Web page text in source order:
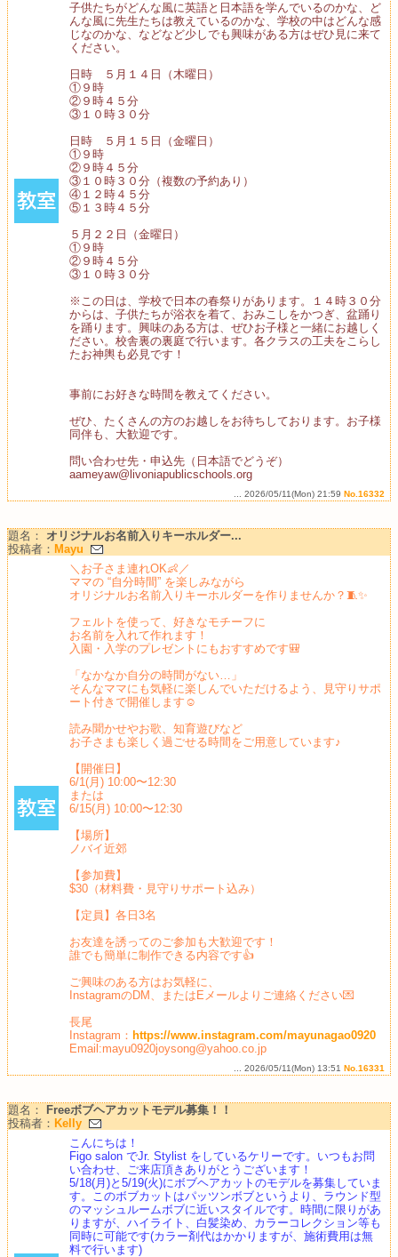
子供たちがどんな風に英語と日本語を学んでいるのかな、ど
んな風に先生たちは教えているのかな、学校の中はどんな感
じなのかな、などなど少しでも興味がある方はぜひ見に来て
ください。
日時 ５月１４日（木曜日）
①９時
②９時４５分
③１０時３０分
日時 ５月１５日（金曜日）
①９時
②９時４５分
③１０時３０分（複数の予約あり）
④１２時４５分
⑤１３時４５分
５月２２日（金曜日）
①９時
②９時４５分
③１０時３０分
※この日は、学校で日本の春祭りがあります。１４時３０分
からは、子供たちが浴衣を着て、おみこしをかつぎ、盆踊り
を踊ります。興味のある方は、ぜひお子様と一緒にお越しく
ださい。校舎裏の裏庭で行います。各クラスの工夫をこらし
たお神輿も必見です！
事前にお好きな時間を教えてください。
ぜひ、たくさんの方のお越しをお待ちしております。お子様
同伴も、大歓迎です。
問い合わせ先・申込先（日本語でどうぞ）
aameyaw@livoniapublicschools.org
... 2026/05/11(Mon) 21:59 No.16332
題名： オリジナルお名前入りキーホルダー...
投稿者： Mayu
＼お子さま連れOK👶／
ママの “自分時間” を楽しみながら
オリジナルお名前入りキーホルダーを作りませんか？🧵✨
フェルトを使って、好きなモチーフに
お名前を入れて作れます！
入園・入学のプレゼントにもおすすめです🎒
「なかなか自分の時間がない…」
そんなママにも気軽に楽しんでいただけるよう、見守りサポ
ート付きで開催します☺︎
読み聞かせやお歌、知育遊びなど
お子さまも楽しく過ごせる時間をご用意しています♪
【開催日】
6/1(月) 10:00〜12:30
または
6/15(月) 10:00〜12:30
【場所】
ノバイ近郊
【参加費】
$30（材料費・見守りサポート込み）
【定員】各日3名
お友達を誘ってのご参加も大歓迎です！
誰でも簡単に制作できる内容です👍
ご興味のある方はお気軽に、
InstagramのDM、またはEメールよりご連絡ください💌
長尾
Instagram： https://www.instagram.com/mayunagao0920
Email:mayu0920joysong@yahoo.co.jp
... 2026/05/11(Mon) 13:51 No.16331
題名：
Freeボブヘアカットモデル募集！！
投稿者： Kelly
こんにちは！
Figo salon でJr. Stylist をしているケリーです。いつもお問
い合わせ、ご来店頂きありがとうございます！
5/18(月)と5/19(火)にボブヘアカットのモデルを募集していま
す。このボブカットはパッツンボブというより、ラウンド型
のマッシュルームボブに近いスタイルです。時間に限りがあ
りますが、ハイライト、白髪染め、カラーコレクション等も
同時に可能です(カラー剤代はかかりますが、施術費用は無
料で行います)